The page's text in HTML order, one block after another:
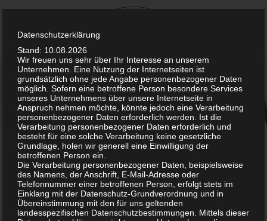
content
Hygiene in Pflege und
Krankenbetreuung
HygieneThemen
5. Dezember 2022
chefadministrator
Datenschutzerklärung
Stand: 10.08.2026
Wir freuen uns sehr über Ihr Interesse an unserem
Unternehmen. Eine Nutzung der Internetseiten ist
grundsätzlich ohne jede Angabe personenbezogener Daten
möglich. Sofern eine betroffene Person besondere Services
unseres Unternehmens über unsere Internetseite in
Anspruch nehmen möchte, könnte jedoch eine Verarbeitung
personenbezogener Daten erforderlich werden. Ist die
Verarbeitung personenbezogener Daten erforderlich und
besteht für eine solche Verarbeitung keine gesetzliche
Grundlage, holen wir generell eine Einwilligung der
betroffenen Person ein.
Die Verarbeitung personenbezogener Daten, beispielsweise
des Namens, der Anschrift, E-Mail-Adresse oder
Telefonnummer einer betroffenen Person, erfolgt stets im
Einklang mit der Datenschutz-Grundverordnung und in
Übereinstimmung mit den für uns geltenden
landesspezifischen Datenschutzbestimmungen. Mittels dieser